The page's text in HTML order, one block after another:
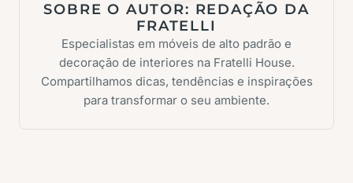
SOBRE O AUTOR: REDAÇÃO DA
FRATELLI
Especialistas em móveis de alto padrão e
decoração de interiores na Fratelli House.
Compartilhamos dicas, tendências e inspirações
para transformar o seu ambiente.